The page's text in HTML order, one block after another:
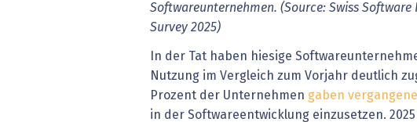
Softwareunternehmen. (Source: Swiss Software
Survey 2025)
In der Tat haben hiesige
Nutzung im Vergleich zum Vorjahr deutlich
Prozent der Unternehmen gaben
in der Softwareentwicklung einzusetzen.